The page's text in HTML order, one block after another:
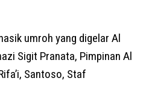
umroh yang digelar Al
Sigit Pranata, Pimpinan Al
Santoso, Staf